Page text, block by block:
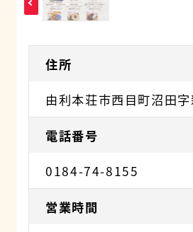
住所
由利本荘市西目町沼田
電話番号
0184-74-8155
営業時間